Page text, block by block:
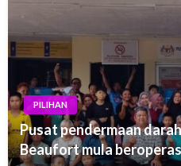
PILIHAN
Pusat pendermaan
Beaufort mula